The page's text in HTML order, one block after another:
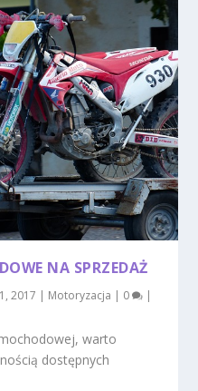
NA SPRZEDAŻ
2017 | Motoryzacja | 0 |
warto
dostępnych